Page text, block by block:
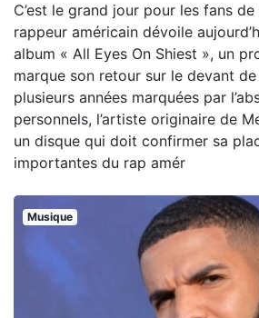
C’est le grand jour pour les fans
rappeur américain dévoile
album « All Eyes On Shiest », un
marque son retour sur le devant
plusieurs années marquées par
personnels, l’artiste originaire de
un disque qui doit confirmer sa
importantes du rap amér
Musique